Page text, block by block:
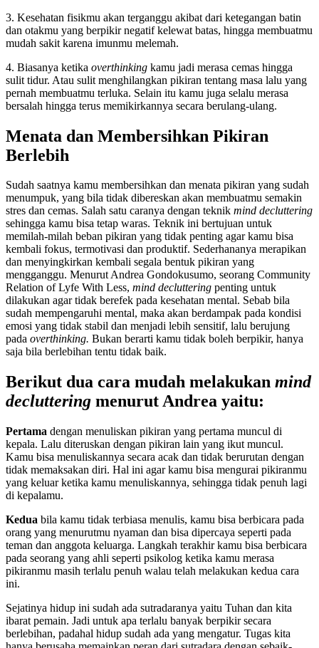
3. Kesehatan fisikmu akan terganggu akibat dari ketegangan batin
dan otakmu yang berpikir negatif kelewat batas, hingga membuatmu
mudah sakit karena imunmu melemah.
4. Biasanya ketika overthinking kamu jadi merasa cemas hingga
sulit tidur. Atau sulit menghilangkan pikiran tentang masa lalu yang
pernah membuatmu terluka. Selain itu kamu juga selalu merasa
bersalah hingga terus memikirkannya secara berulang-ulang.
Menata dan Membersihkan Pikiran
Berlebih
Sudah saatnya kamu membersihkan dan menata pikiran yang sudah
menumpuk, yang bila tidak dibereskan akan membuatmu semakin
stres dan cemas. Salah satu caranya dengan teknik mind decluttering
sehingga kamu bisa tetap waras. Teknik ini bertujuan untuk
memilah-milah beban pikiran yang tidak penting agar kamu bisa
kembali fokus, termotivasi dan produktif. Sederhananya merapikan
dan menyingkirkan kembali segala bentuk pikiran yang
mengganggu. Menurut Andrea Gondokusumo, seorang Community
Relation of Lyfe With Less, mind decluttering penting untuk
dilakukan agar tidak berefek pada kesehatan mental. Sebab bila
sudah mempengaruhi mental, maka akan berdampak pada kondisi
emosi yang tidak stabil dan menjadi lebih sensitif, lalu berujung
pada overthinking. Bukan berarti kamu tidak boleh berpikir, hanya
saja bila berlebihan tentu tidak baik.
Berikut dua cara mudah melakukan mind
decluttering menurut Andrea yaitu:
Pertama dengan menuliskan pikiran yang pertama muncul di
kepala. Lalu diteruskan dengan pikiran lain yang ikut muncul.
Kamu bisa menuliskannya secara acak dan tidak berurutan dengan
tidak memaksakan diri. Hal ini agar kamu bisa mengurai pikiranmu
yang keluar ketika kamu menuliskannya, sehingga tidak penuh lagi
di kepalamu.
Kedua bila kamu tidak terbiasa menulis, kamu bisa berbicara pada
orang yang menurutmu nyaman dan bisa dipercaya seperti pada
teman dan anggota keluarga. Langkah terakhir kamu bisa berbicara
pada seorang yang ahli seperti psikolog ketika kamu merasa
pikiranmu masih terlalu penuh walau telah melakukan kedua cara
ini.
Sejatinya hidup ini sudah ada sutradaranya yaitu Tuhan dan kita
ibarat pemain. Jadi untuk apa terlalu banyak berpikir secara
berlebihan, padahal hidup sudah ada yang mengatur. Tugas kita